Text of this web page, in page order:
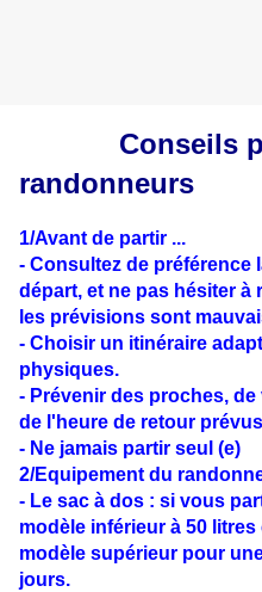
Conseils
randonneurs
1/Avant de partir ...
- Consultez de préférence
départ, et ne pas hésiter
les prévisions sont
- Choisir un itinéraire
physiques.
- Prévenir des proches,
de l'heure de retour
- Ne jamais partir seul (e)
2/Equipement du
- Le sac à dos : si vous
modèle inférieur à 50
modèle supérieur pour
jours.